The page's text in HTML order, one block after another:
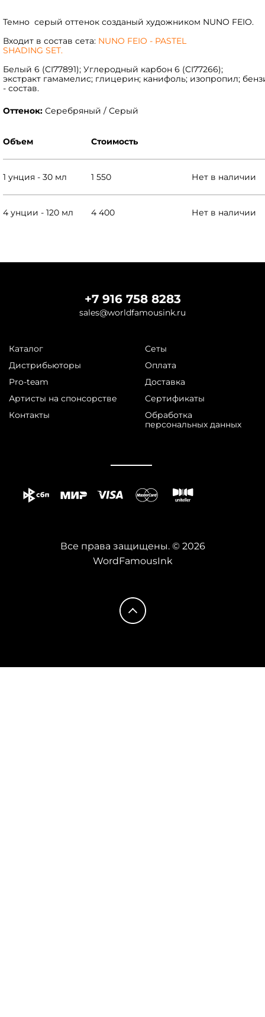
Темно серый оттенок созданый художником NUNO FEIO.
Входит в состав сета: NUNO FEIO - PASTEL
SHADING SET.
Белый 6 (CI77891); Углеродный карбон 6 (CI77266);
экстракт гамамелис; глицерин; канифоль; изопропил;
- состав.
Оттенок: Серебряный / Серый
Объем Стоимость
1 унция - 30 мл 1 550 Нет в наличии
4 унции - 120 мл 4 400 Нет в наличии
WordFamousInk
Все права защищены. © 2026
Каталог
Дистрибьюторы
Pro-team
Артисты на спонсорстве
Контакты
Сеты
Оплата
Доставка
Сертификаты
Обработка
персональных данных
+7 916 758 8283
sales@worldfamousink.ru